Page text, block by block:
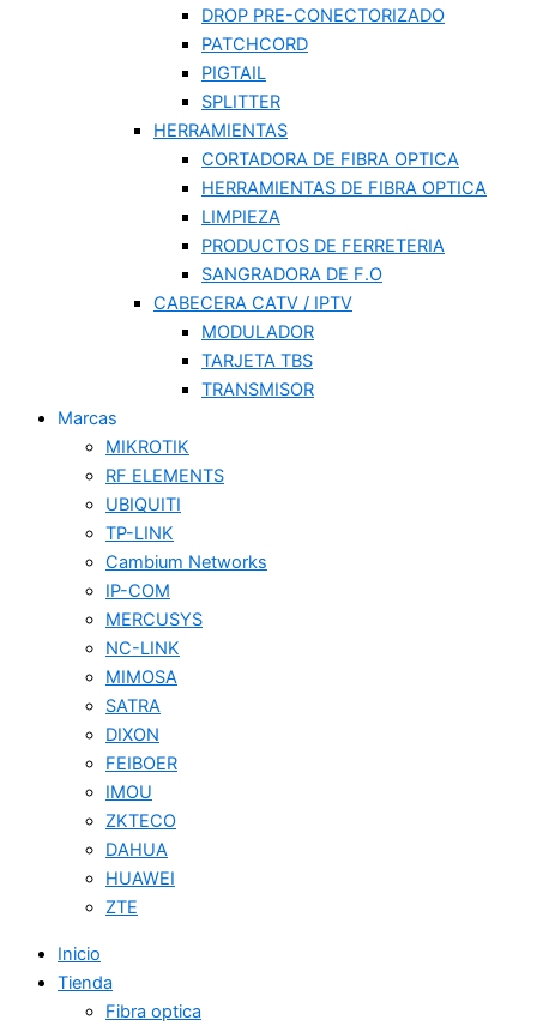
DROP PRE-CONECTORIZADO
PATCHCORD
PIGTAIL
SPLITTER
HERRAMIENTAS
CORTADORA DE FIBRA OPTICA
HERRAMIENTAS DE FIBRA OPTICA
LIMPIEZA
PRODUCTOS DE FERRETERIA
SANGRADORA DE F.O
CABECERA CATV / IPTV
MODULADOR
TARJETA TBS
TRANSMISOR
Marcas
MIKROTIK
RF ELEMENTS
UBIQUITI
TP-LINK
Cambium Networks
IP-COM
MERCUSYS
NC-LINK
MIMOSA
SATRA
DIXON
FEIBOER
IMOU
ZKTECO
DAHUA
HUAWEI
ZTE
Inicio
Tienda
Fibra optica